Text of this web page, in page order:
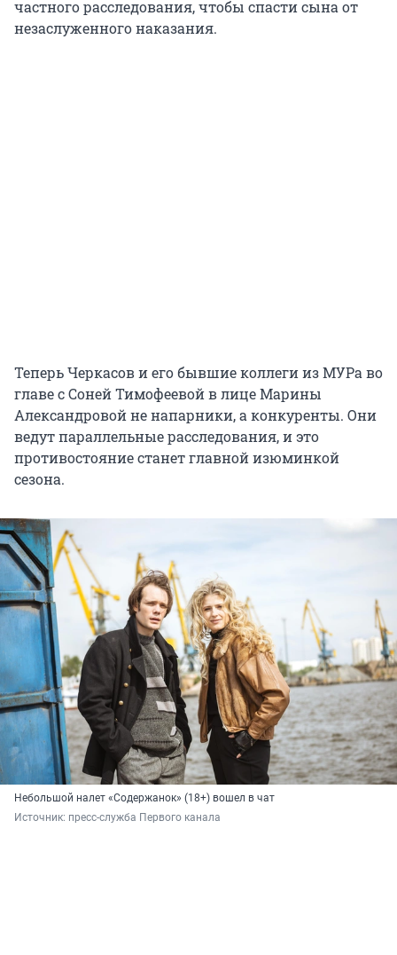
частного расследования, чтобы спасти сына от
незаслуженного наказания.
Теперь Черкасов и его бывшие коллеги из МУРа во
главе с Соней Тимофеевой в лице Марины
Александровой не напарники, а конкуренты. Они
ведут параллельные расследования, и это
противостояние станет главной изюминкой
сезона.
Небольшой налет «Содержанок» (18+) вошел в чат
Источник: пресс-служба Первого канала